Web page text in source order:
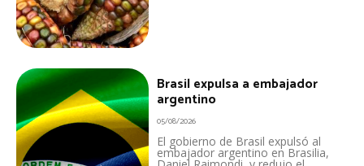
Brasil expulsa a embajador
argentino
05/08/2026
El gobierno de Brasil expulsó al
embajador argentino en Brasilia,